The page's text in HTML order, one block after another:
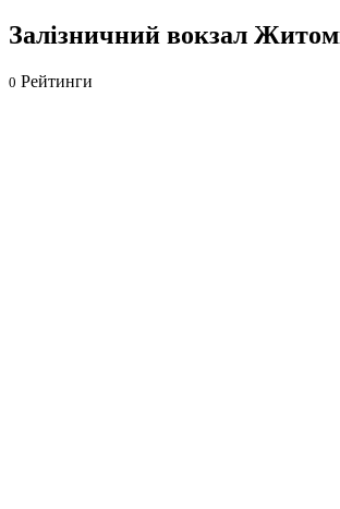
Залізничний вокзал
0 Рейтинги